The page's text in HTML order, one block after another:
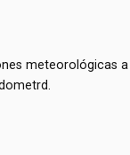
meteorológicas a